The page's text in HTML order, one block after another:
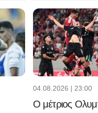
04.08.2026 | 23:00
Ο μέτριος